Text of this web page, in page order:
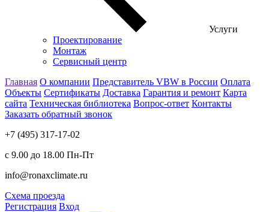
Услуги
Проектирование
Монтаж
Сервисный центр
Главная О компании Представитель VBW в России Оплата
Объекты Сертификаты Доставка Гарантия и ремонт Карта
сайта Техническая библиотека Вопрос-ответ Контакты
Заказать обратный звонок
+7 (495) 317-17-02
с 9.00 до 18.00 Пн-Пт
info@ronaxclimate.ru
Схема проезда
Регистрация Вход